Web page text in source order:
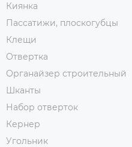
Киянка
Пассатижи, плоскогубцы
Клещи
Отвертка
Органайзер строительный
Шканты
Набор отверток
Кернер
Угольник